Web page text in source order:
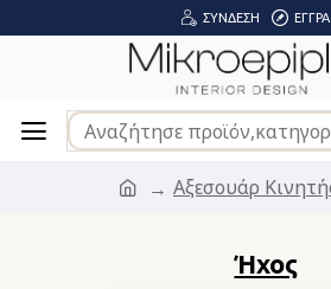
ΣΎΝΔΕΣΗ
Αξεσουάρ
Ήχος